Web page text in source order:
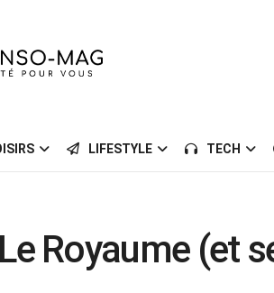
LIFESTYLE TECH
Royaume (et